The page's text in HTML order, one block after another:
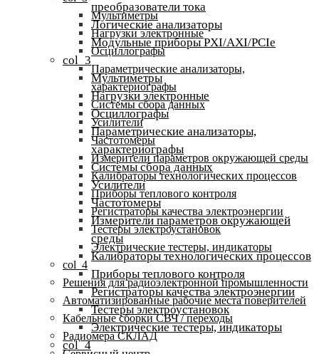
Мультиметры
Нагрузки электронные
Осциллографы
Параметрические анализаторы,
характериографы
Системы сбора данных
Усилители
Частотомеры
Измерители параметров окружающей среды
Калибраторы технологических процессов
Приборы теплового контроля
Регистраторы качества электроэнергии
Тестеры электроустановок
Электрические тестеры, индикаторы
col_4
Решения для радиоэлектронной промышленности
Автоматизированные рабочие места поверителей
Кабельные сборки СВЧ / переходы
Радиомера СКЛАД
преобразователи тока
Логические анализаторы
Модульные приборы PXI/AXI/PCIe
col_3
Мультиметры
Нагрузки электронные
Осциллографы
Параметрические анализаторы,
характериографы
Системы сбора данных
Усилители
Частотомеры
Измерители параметров окружающей
среды
Калибраторы технологических процессов
Приборы теплового контроля
Регистраторы качества электроэнергии
Тестеры электроустановок
Электрические тестеры, индикаторы
col_4